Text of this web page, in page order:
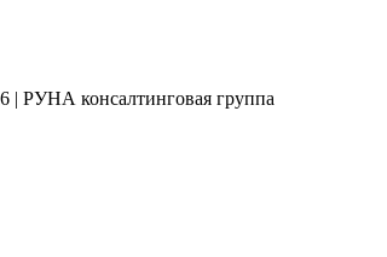
| РУНА консалтинговая группа